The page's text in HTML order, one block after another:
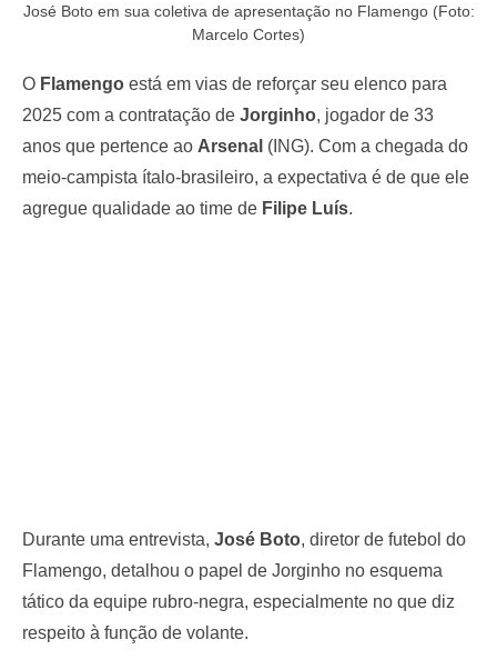
José Boto em sua coletiva de apresentação no Flamengo (Foto:
Marcelo Cortes)
O Flamengo está em vias de reforçar seu elenco para
2025 com a contratação de Jorginho, jogador de 33
anos que pertence ao Arsenal (ING). Com a chegada do
meio-campista ítalo-brasileiro, a expectativa é de que ele
agregue qualidade ao time de Filipe Luís.
Durante uma entrevista, José Boto, diretor de futebol do
Flamengo, detalhou o papel de Jorginho no esquema
tático da equipe rubro-negra, especialmente no que diz
respeito à função de volante.